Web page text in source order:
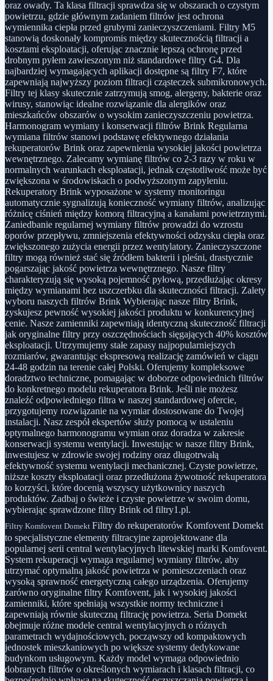
oraz owady. Ta klasa filtracji sprawdza się w obszarach o czystym
powietrzu, gdzie głównym zadaniem filtrów jest ochrona
wymiennika ciepła przed grubymi zanieczyszczeniami. Filtry M5
stanowią doskonały kompromis między skutecznością filtracji a
kosztami eksploatacji, oferując znacznie lepszą ochronę przed
drobnym pyłem zawieszonym niż standardowe filtry G4. Dla
najbardziej wymagających aplikacji dostępne są filtry F7, które
zapewniają najwyższy poziom filtracji cząsteczek submikronowych.
Filtry tej klasy skutecznie zatrzymują smog, alergeny, bakterie oraz
wirusy, stanowiąc idealne rozwiązanie dla alergików oraz
mieszkańców obszarów o wysokim zanieczyszczeniu powietrza.
Harmonogram wymiany i konserwacji filtrów Brink Regularna
wymiana filtrów stanowi podstawę efektywnego działania
rekuperatorów Brink oraz zapewnienia wysokiej jakości powietrza
wewnętrznego. Zalecamy wymianę filtrów co 2-3 razy w roku w
normalnych warunkach eksploatacji, jednak częstotliwość może być
zwiększona w środowiskach o podwyższonym zapyleniu.
Rekuperatory Brink wyposażone w systemy monitoringu
automatycznie sygnalizują konieczność wymiany filtrów, analizując
różnicę ciśnień między komorą filtracyjną a kanałami powietrznymi.
Zaniedbanie regularnej wymiany filtrów prowadzi do wzrostu
oporów przepływu, zmniejszenia efektywności odzysku ciepła oraz
zwiększonego zużycia energii przez wentylatory. Zanieczyszczone
filtry mogą również stać się źródłem bakterii i pleśni, drastycznie
pogarszając jakość powietrza wewnętrznego. Nasze filtry
charakteryzują się wysoką pojemność pyłową, przedłużając okresy
między wymianami bez uszczerbku dla skuteczności filtracji. Zalety
wyboru naszych filtrów Brink Wybierając nasze filtry Brink,
zyskujesz pewność wysokiej jakości produktu w konkurencyjnej
cenie. Nasze zamienniki zapewniają identyczną skuteczność filtracji
jak oryginalne filtry przy oszczędnościach sięgających 40% kosztów
eksploatacji. Utrzymujemy stałe zapasy najpopularniejszych
rozmiarów, gwarantując ekspresową realizację zamówień w ciągu
24-48 godzin na terenie całej Polski. Oferujemy kompleksowe
doradztwo techniczne, pomagając w doborze odpowiednich filtrów
do konkretnego modelu rekuperatora Brink. Jeśli nie możesz
znaleźć odpowiedniego filtra w naszej standardowej ofercie,
przygotujemy rozwiązanie na wymiar dostosowane do Twojej
instalacji. Nasz zespół ekspertów służy pomocą w ustaleniu
optymalnego harmonogramu wymian oraz doradza w zakresie
konserwacji systemu wentylacji. Inwestując w nasze filtry Brink,
inwestujesz w zdrowie swojej rodziny oraz długotrwałą
efektywność systemu wentylacji mechanicznej. Czyste powietrze,
niższe koszty eksploatacji oraz przedłużona żywotność rekuperatora
to korzyści, które docenią wszyscy użytkownicy naszych
produktów. Zadbaj o świeże i czyste powietrze w swoim domu,
wybierając sprawdzone filtry Brink od filtry1.pl.
Filtry Komfovent Domekt Filtry do rekuperatorów Komfovent Domekt
to specjalistyczne elementy filtracyjne zaprojektowane dla
popularnej serii central wentylacyjnych litewskiej marki Komfovent.
System rekuperacji wymaga regularnej wymiany filtrów, aby
utrzymać optymalną jakość powietrza w pomieszczeniach oraz
wysoką sprawność energetyczną całego urządzenia. Oferujemy
zarówno oryginalne filtry Komfovent, jak i wysokiej jakości
zamienniki, które spełniają wszystkie normy techniczne i
zapewniają równie skuteczną filtrację powietrza. Seria Domekt
obejmuje różne modele central wentylacyjnych o różnych
parametrach wydajnościowych, począwszy od kompaktowych
jednostek mieszkaniowych po większe systemy dedykowane
budynkom usługowym. Każdy model wymaga odpowiednio
dobranych filtrów o określonych wymiarach i klasach filtracji, co